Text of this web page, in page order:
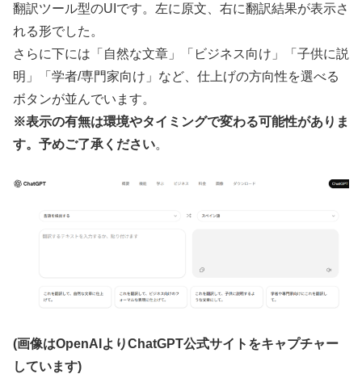
翻訳ツール型のUIです。左に原文、右に翻訳結果が表示さ
れる形でした。
さらに下には「自然な文章」「ビジネス向け」「子供に説
明」「学者/専門家向け」など、仕上げの方向性を選べる
ボタンが並んでいます。
※表示の有無は環境やタイミングで変わる可能性がありま
す。予めご了承ください。
(画像はOpenAIよりChatGPT公式サイトをキャプチャー
しています)